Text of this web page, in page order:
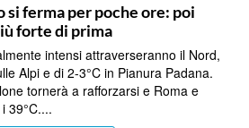
ferma per poche ore: poi
forte di prima
intensi attraverseranno il Nord,
Alpi e di 2-3°C in Pianura Padana.
tornerà a rafforzarsi e Roma e
39°C....